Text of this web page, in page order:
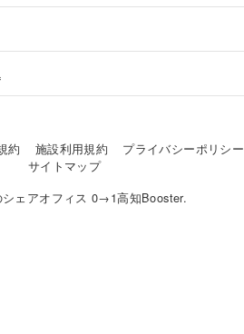
約 施設利用規約
プライバシーポリシー
サイトマップ
ェアオフィス 0→1高知Booster.